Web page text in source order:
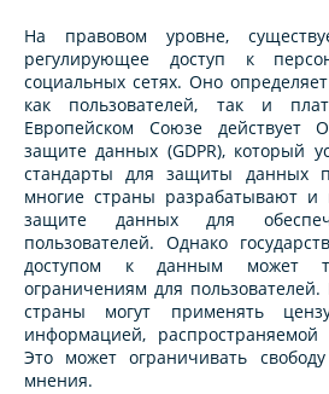
На правовом уровне,
регулирующее доступ к
социальных сетях. Оно
как пользователей, так и
Европейском Союзе действует
защите данных (GDPR), который
стандарты для защиты данных
многие страны разрабатывают
защите данных для
пользователей. Однако
доступом к данным может
ограничениям для
страны могут применять
информацией,
Это может ограничивать
мнения.